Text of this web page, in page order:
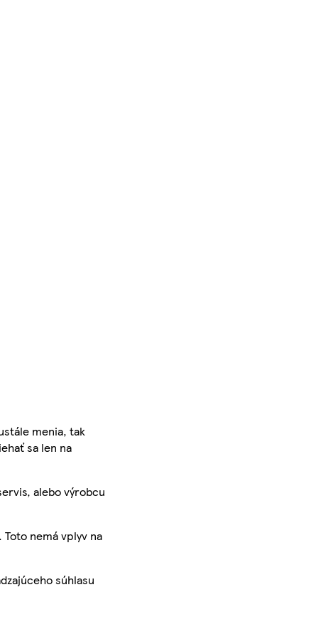
menia, tak
sa len na
alebo výrobcu
nemá vplyv na
súhlasu